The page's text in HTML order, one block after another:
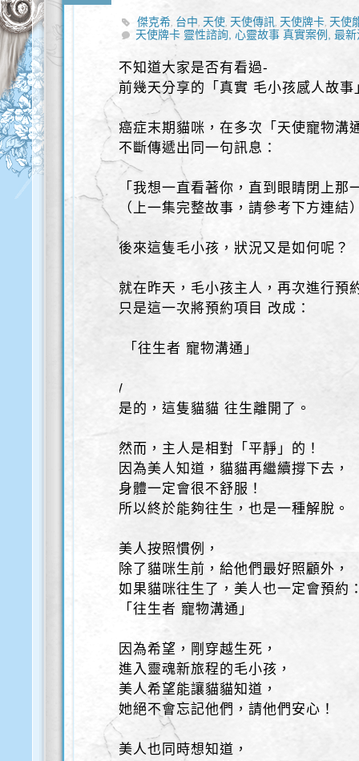
傑克希, 台中, 天使, 天使傳訊, 天使牌卡, 天使
天使牌卡 靈性諮詢,心靈故事 真實案例,最
不知道大家是否有看過-
前幾天分享的「真實 毛小孩感人故
癌症末期貓咪，在多次「天使寵物溝
不斷傳遞出同一句訊息：
「我想一直看著你，直到眼睛閉上那
（上一集完整故事，請參考下方連結
後來這隻毛小孩，狀況又是如何呢？
就在昨天，毛小孩主人，再次進行預
只是這一次將預約項目 改成：
「往生者 寵物溝通」
/
是的，這隻貓貓 往生離開了。
然而，主人是相對「平靜」的！
因為美人知道，貓貓再繼續撐下去，
身體一定會很不舒服！
所以終於能夠往生，也是一種解脫。
美人按照慣例，
除了貓咪生前，給他們最好照顧外，
如果貓咪往生了，美人也一定會預約
「往生者 寵物溝通」
因為希望，剛穿越生死，
進入靈魂新旅程的毛小孩，
美人希望能讓貓貓知道，
她絕不會忘記他們，請他們安心！
美人也同時想知道，